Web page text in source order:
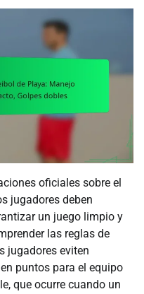
oficiales sobre el
jugadores deben
un juego limpio y
las reglas de
jugadores eviten
puntos para el equipo
que ocurre cuando un